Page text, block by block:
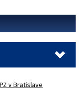
v Bratislave